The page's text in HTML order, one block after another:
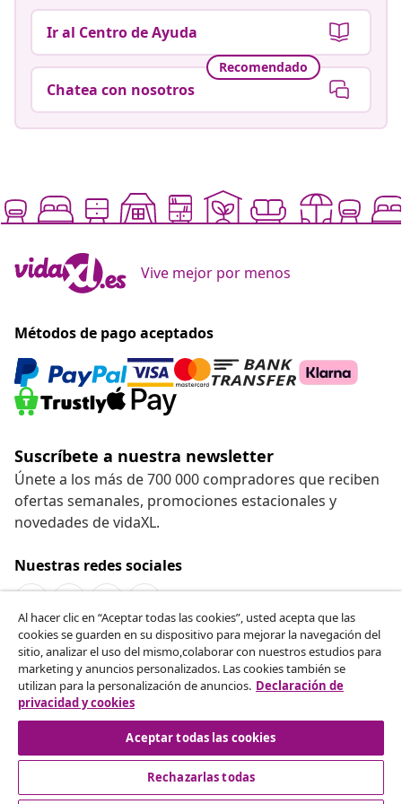
Ir al Centro de Ayuda
Recomendado
Chatea con nosotros
Vive mejor por menos
Métodos de pago aceptados
Suscríbete a nuestra newsletter
Únete a los más de 700 000 compradores que reciben
ofertas semanales, promociones estacionales y
novedades de vidaXL.
Nuestras redes sociales
Desistir del contrato
Solicita la cancelación de tu pedido.
Desistir del contrato
Servicio al Cliente
Al hacer clic en “Aceptar todas las cookies”, usted acepta que las
cookies se guarden en su dispositivo para mejorar la navegación del
sitio, analizar el uso del mismo,colaborar con nuestros estudios para
marketing y anuncios personalizados. Las cookies también se
utilizan para la personalización de anuncios. Declaración de
privacidad y cookies
Aceptar todas las cookies
Rechazarlas todas